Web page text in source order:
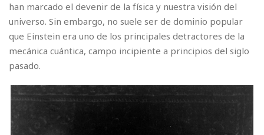
han marcado el devenir de la física y nuestra visión del
universo. Sin embargo, no suele ser de dominio popular
que Einstein era uno de los principales detractores de la
mecánica cuántica, campo incipiente a principios del siglo
pasado.